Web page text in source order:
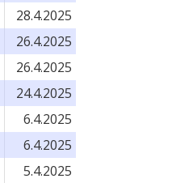
28.4.2025
26.4.2025
26.4.2025
24.4.2025
6.4.2025
6.4.2025
5.4.2025